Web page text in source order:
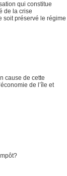
qui constitue
de la crise
soit préservé le régime
cause de cette
de l’île et